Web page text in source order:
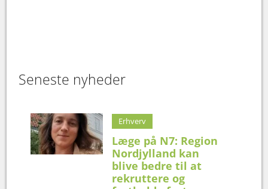
Seneste nyheder
Erhverv
Læge på N7: Region
Nordjylland kan
blive bedre til at
rekruttere og